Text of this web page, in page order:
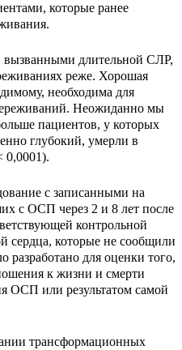
которые ранее
длительной СЛР,
реже. Хорошая
необходима для
Неожиданно мы
пациентов, у которых
глубокий, умерли в
0,0001).
с записанными на
с ОСП через 2 и 8 лет после
контрольной
сердца, которые не сообщили
для оценки того,
к жизни и смерти
ОСП или результатом самой
трансформационных